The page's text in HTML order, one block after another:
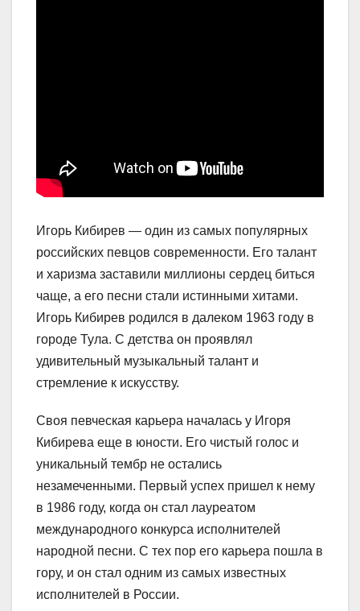
Игорь Кибирев — один из самых популярных
российских певцов современности. Его талант
и харизма заставили миллионы сердец биться
чаще, а его песни стали истинными хитами.
Игорь Кибирев родился в далеком 1963 году в
городе Тула. С детства он проявлял
удивительный музыкальный талант и
стремление к искусству.
Своя певческая карьера началась у Игоря
Кибирева еще в юности. Его чистый голос и
уникальный тембр не остались
незамеченными. Первый успех пришел к нему
в 1986 году, когда он стал лауреатом
международного конкурса исполнителей
народной песни. С тех пор его карьера пошла в
гору, и он стал одним из самых известных
исполнителей в России.